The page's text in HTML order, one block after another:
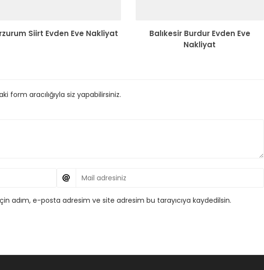
Siirt Evden Eve Nakliyat
Balıkesir Burdur Evden Eve
Nakliyat
form aracılığıyla siz yapabilirsiniz.
adım, e-posta adresim ve site adresim bu tarayıcıya kaydedilsin.